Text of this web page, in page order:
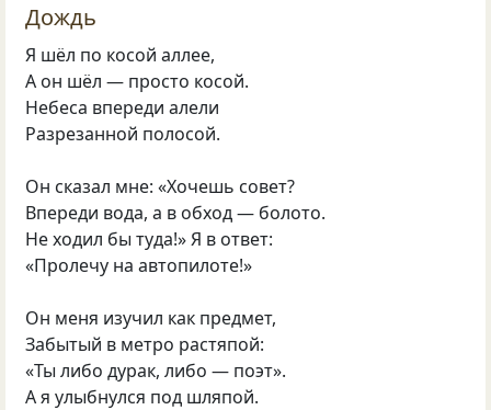
Дождь
Я шёл по косой аллее,
А он шёл — просто косой.
Небеса впереди алели
Разрезанной полосой.
Он сказал мне: «Хочешь совет?
Впереди вода, а в обход — болото.
Не ходил бы туда!» Я в ответ:
«Пролечу на автопилоте!»
Он меня изучил как предмет,
Забытый в метро растяпой:
«Ты либо дурак, либо — поэт».
А я улыбнулся под шляпой.